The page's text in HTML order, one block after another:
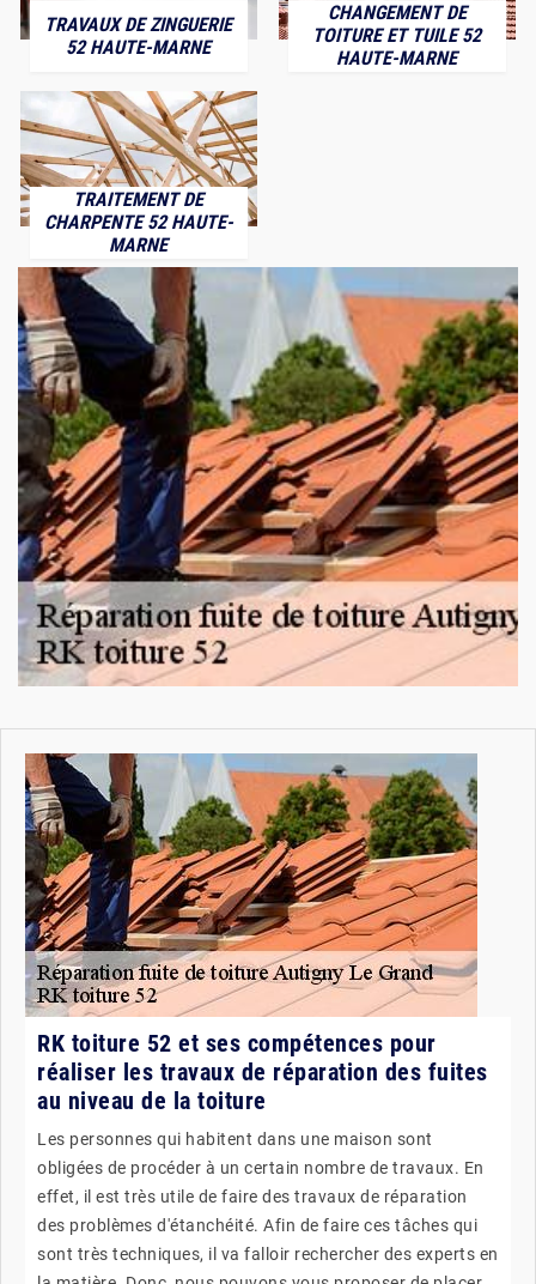
TRAVAUX DE ZINGUERIE
52 HAUTE-MARNE
CHANGEMENT DE
TOITURE ET TUILE 52
HAUTE-MARNE
TRAITEMENT DE
CHARPENTE 52 HAUTE-
MARNE
RK toiture 52 et ses compétences pour
réaliser les travaux de réparation des fuites
au niveau de la toiture
Les personnes qui habitent dans une maison sont
obligées de procéder à un certain nombre de travaux. En
effet, il est très utile de faire des travaux de réparation
des problèmes d'étanchéité. Afin de faire ces tâches qui
sont très techniques, il va falloir rechercher des experts en